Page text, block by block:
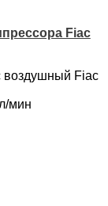
Fiac
воздушный Fiac
мин